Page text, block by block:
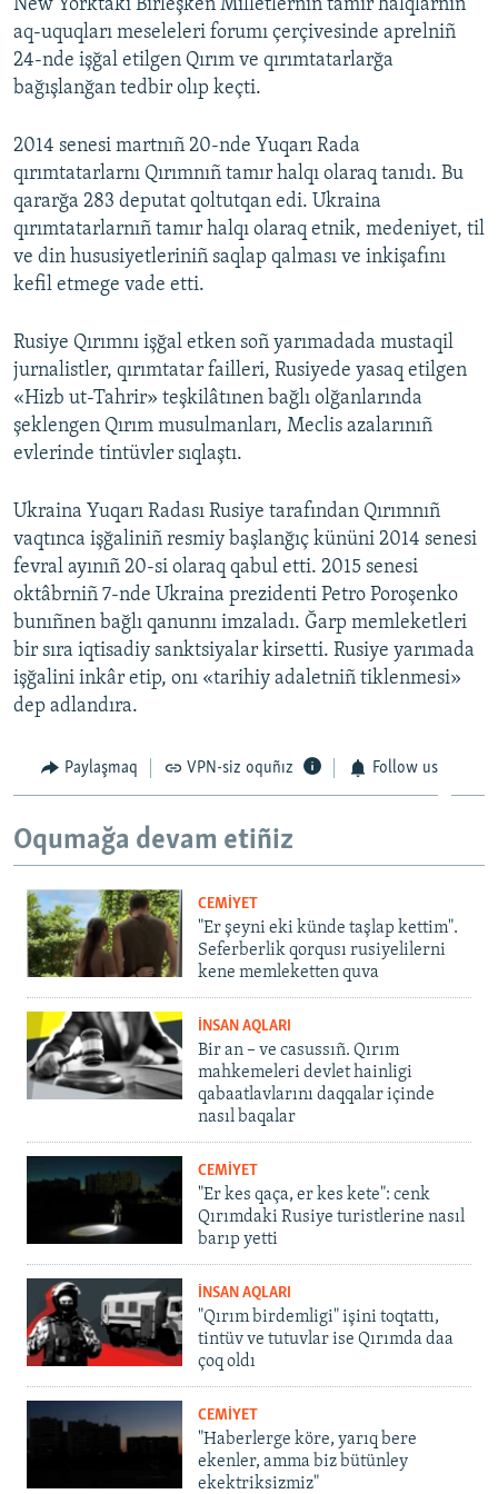
New Yorktaki Birleşken Milletlerniñ tamır halqlarnıñ
aq-uquqları meseleleri forumı çerçivesinde aprelniñ
24-nde işğal etilgen Qırım ve qırımtatarlarğa
bağışlanğan tedbir olıp keçti.
2014 senesi martnıñ 20-nde Yuqarı Rada
qırımtatarlarnı Qırımnıñ tamır halqı olaraq tanıdı. Bu
qararğa 283 deputat qoltutqan edi. Ukraina
qırımtatarlarnıñ tamır halqı olaraq etnik, medeniyet, til
ve din hususiyetleriniñ saqlap qalması ve inkişafını
kefil etmege vade etti.
Rusiye Qırımnı işğal etken soñ yarımadada mustaqil
jurnalistler, qırımtatar failleri, Rusiyede yasaq etilgen
«Hizb ut-Tahrir» teşkilâtınen bağlı olğanlarında
şeklengen Qırım musulmanları, Meclis azalarınıñ
evlerinde tintüvler sıqlaştı.
Ukraina Yuqarı Radası Rusiye tarafından Qırımnıñ
vaqtınca işğaliniñ resmiy başlanğıç kününi 2014 senesi
fevral ayınıñ 20-si olaraq qabul etti. 2015 senesi
oktâbrniñ 7-nde Ukraina prezidenti Petro Poroşenko
bunıñnen bağlı qanunnı imzaladı. Ğarp memleketleri
bir sıra iqtisadiy sanktsiyalar kirsetti. Rusiye yarımada
işğalini inkâr etip, onı «tarihiy adaletniñ tiklenmesi»
dep adlandıra.
Paylaşmaq VPN-siz oquñız Follow us
Oqumağa devam etiñiz
CEMİYET
"Er şeyni eki künde taşlap kettim".
Seferberlik qorqusı rusiyelilerni
kene memleketten quva
İNSAN AQLARI
Bir an – ve casussıñ. Qırım
mahkemeleri devlet hainligi
qabaatlavlarını daqqalar içinde
nasıl baqalar
CEMİYET
"Er kes qaça, er kes kete": cenk
Qırımdaki Rusiye turistlerine nasıl
barıp yetti
İNSAN AQLARI
"Qırım birdemligi" işini toqtattı,
tintüv ve tutuvlar ise Qırımda daa
çoq oldı
CEMİYET
"Haberlerge köre, yarıq bere
ekenler, amma biz bütünley
ekektriksizmiz"